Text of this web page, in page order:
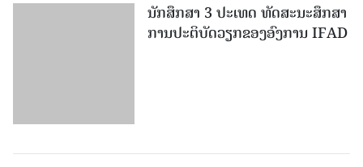
ນັກສຶກສາ 3 ປະເທດ ທັດ​ສະ​ນະ​ສຶກ​ສາ
ການປະຕິບັດວຽກຂອງອົງການ IFAD